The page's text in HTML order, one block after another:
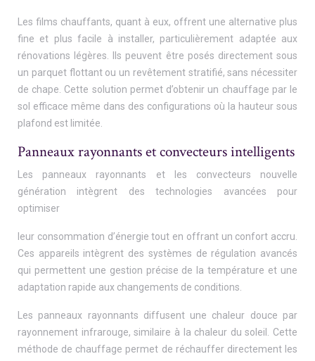
Les films chauffants, quant à eux, offrent une alternative plus
fine et plus facile à installer, particulièrement adaptée aux
rénovations légères. Ils peuvent être posés directement sous
un parquet flottant ou un revêtement stratifié, sans nécessiter
de chape. Cette solution permet d’obtenir un chauffage par le
sol efficace même dans des configurations où la hauteur sous
plafond est limitée.
Panneaux rayonnants et convecteurs intelligents
Les panneaux rayonnants et les convecteurs nouvelle
génération intègrent des technologies avancées pour
optimiser
leur consommation d’énergie tout en offrant un confort accru.
Ces appareils intègrent des systèmes de régulation avancés
qui permettent une gestion précise de la température et une
adaptation rapide aux changements de conditions.
Les panneaux rayonnants diffusent une chaleur douce par
rayonnement infrarouge, similaire à la chaleur du soleil. Cette
méthode de chauffage permet de réchauffer directement les